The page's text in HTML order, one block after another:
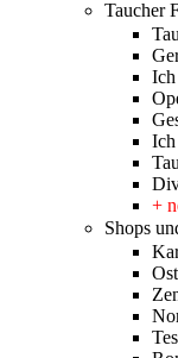
Taucher
Ich
+
Shops